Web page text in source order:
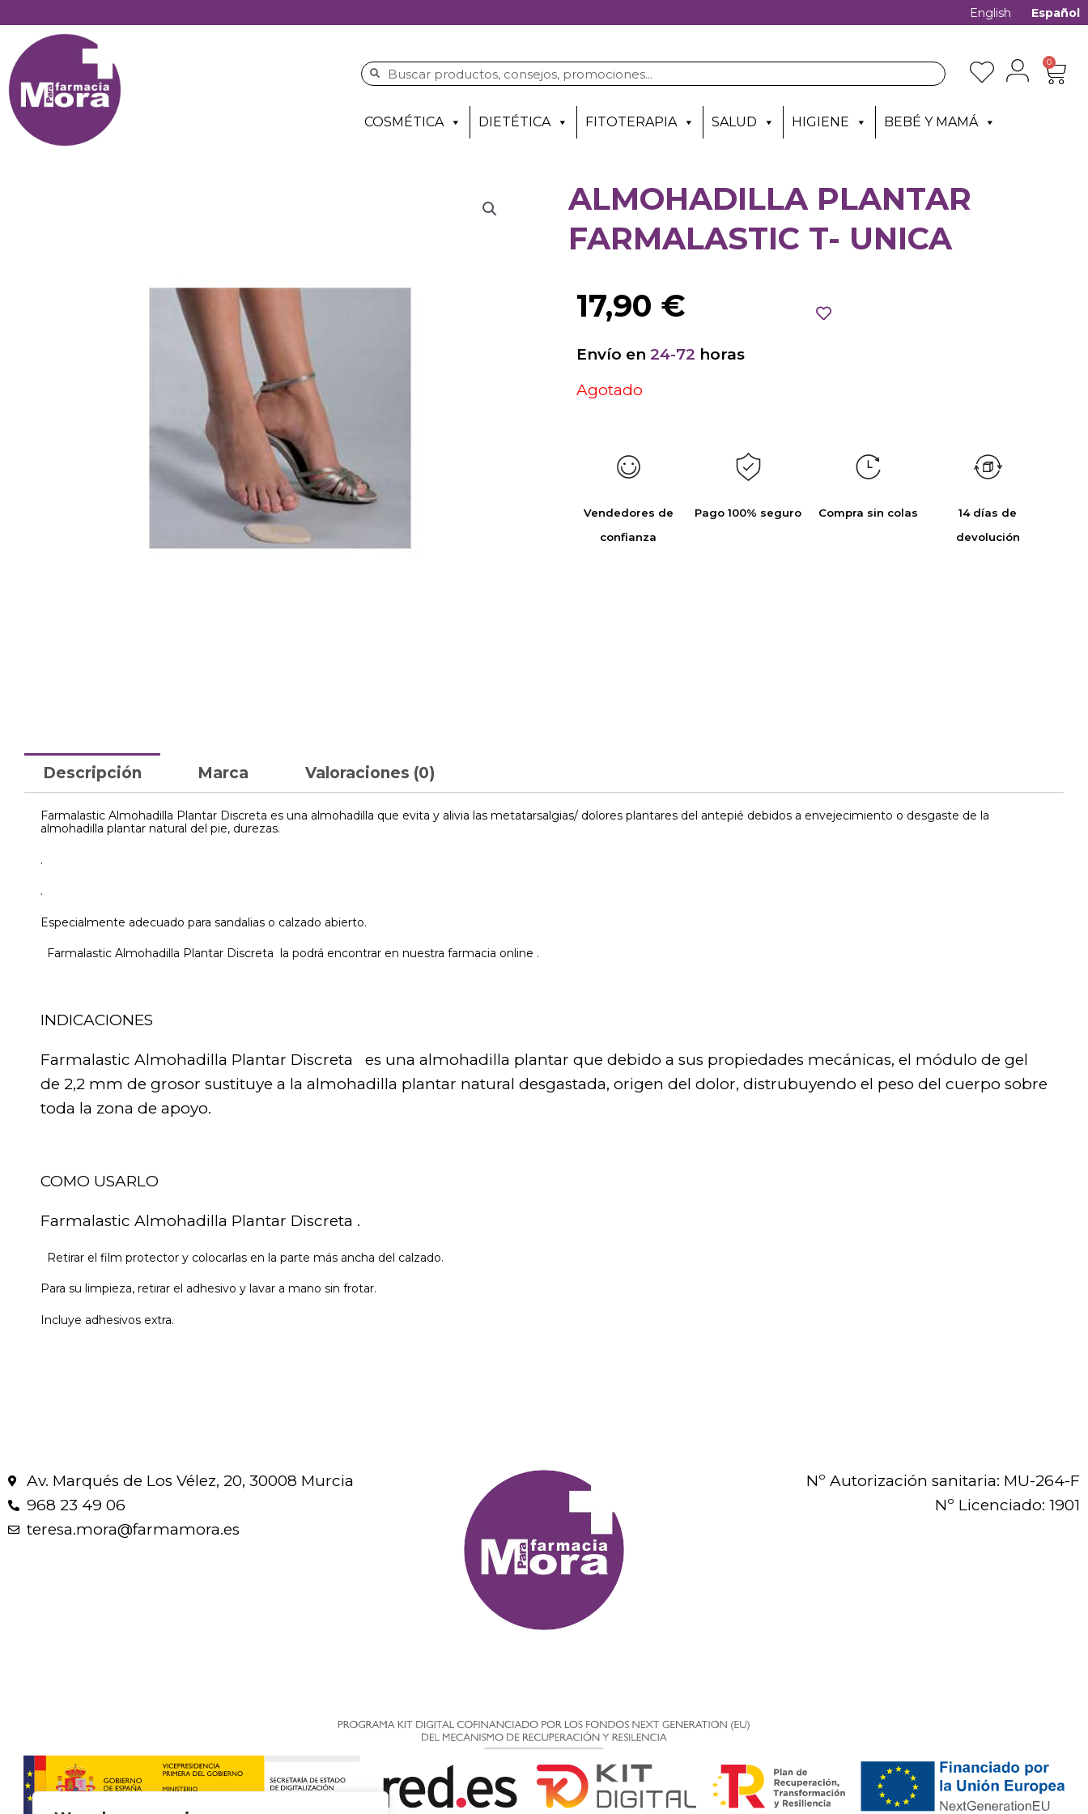
English Español
0
COSMÉTICA DIETÉTICA FITOTERAPIA SALUD HIGIENE BEBÉ Y MAMÁ
ALMOHADILLA PLANTAR
FARMALASTIC T- UNICA
17,90 €
Envío en 24-72 horas
Agotado
Vendedores de
confianza
Pago 100% seguro Compra sin colas
14 días de
devolución
Descripción Marca Valoraciones (0)
Farmalastic Almohadilla Plantar Discreta es una almohadilla que evita y alivia las metatarsalgias/ dolores plantares del antepié debidos a envejecimiento o desgaste de la
almohadilla plantar natural del pie, durezas.
.
.
Especialmente adecuado para sandalias o calzado abierto.
Farmalastic Almohadilla Plantar Discreta la podrá encontrar en nuestra farmacia online .
INDICACIONES
Farmalastic Almohadilla Plantar Discreta es una almohadilla plantar que debido a sus propiedades mecánicas, el módulo de gel
de 2,2 mm de grosor sustituye a la almohadilla plantar natural desgastada, origen del dolor, distrubuyendo el peso del cuerpo sobre
toda la zona de apoyo.
COMO USARLO
Farmalastic Almohadilla Plantar Discreta .
Retirar el film protector y colocarlas en la parte más ancha del calzado.
Para su limpieza, retirar el adhesivo y lavar a mano sin frotar.
Incluye adhesivos extra.
Av. Marqués de Los Vélez, 20, 30008 Murcia
968 23 49 06
teresa.mora@farmamora.es
Nº Autorización sanitaria: MU-264-F
Nº Licenciado: 1901